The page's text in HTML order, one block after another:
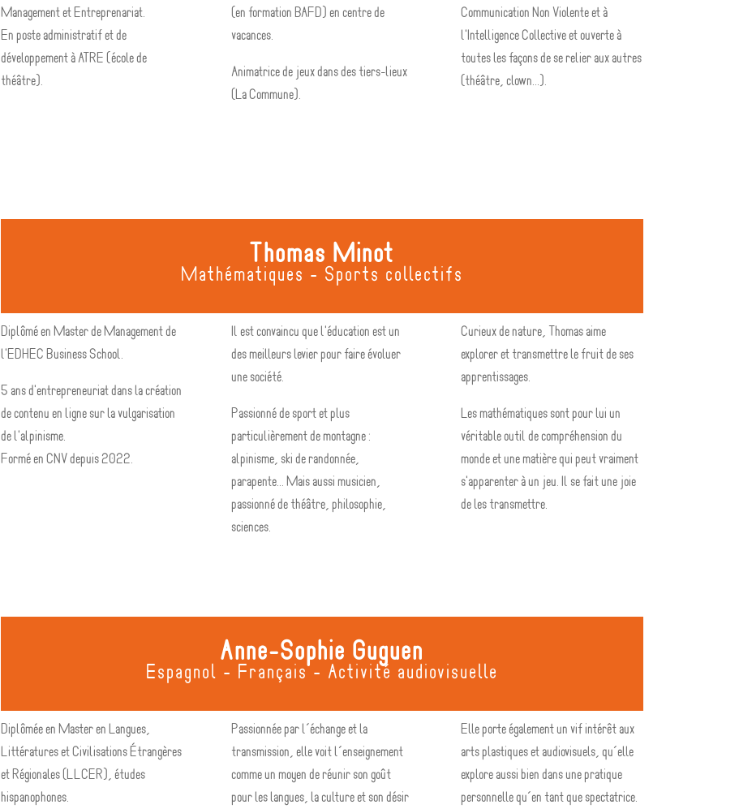
Management et Entreprenariat.
En poste administratif et de
développement à ATRE (école de
théâtre).
(en formation BAFD) en centre de
vacances.
Animatrice de jeux dans des tiers-lieux
(La Commune).
Communication Non Violente et à
l'Intelligence Collective et ouverte à
toutes les façons de se relier aux autres
(théâtre, clown...).
Thomas Minot
Mathématiques - Sports collectifs
Diplômé en Master de Management de
l'EDHEC Business School.
5 ans d'entrepreneuriat dans la création
de contenu en ligne sur la vulgarisation
de l'alpinisme.
Formé en CNV depuis 2022.
Il est convaincu que l'éducation est un
des meilleurs levier pour faire évoluer
une société.
Passionné de sport et plus
particulièrement de montagne :
alpinisme, ski de randonnée,
parapente... Mais aussi musicien,
passionné de théâtre, philosophie,
sciences.
Curieux de nature, Thomas aime
explorer et transmettre le fruit de ses
apprentissages.
Les mathématiques sont pour lui un
véritable outil de compréhension du
monde et une matière qui peut vraiment
s'apparenter à un jeu. Il se fait une joie
de les transmettre.
Anne-Sophie Guguen
Espagnol - Français - Activité audiovisuelle
Diplômée en Master en Langues,
Littératures et Civilisations Étrangères
et Régionales (LLCER), études
hispanophones.
Passionnée par l’échange et la
transmission, elle voit l’enseignement
comme un moyen de réunir son goût
pour les langues, la culture et son désir
Elle porte également un vif intérêt aux
arts plastiques et audiovisuels, qu’elle
explore aussi bien dans une pratique
personnelle qu’en tant que spectatrice.